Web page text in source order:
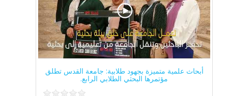
أبحاث علمية متميزة بجهود طلابية: جامعة القدس تطلق
مؤتمرها البحثي الطلابي الرابع.